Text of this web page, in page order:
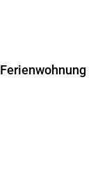
Ferienwohnung